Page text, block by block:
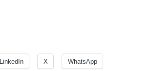
LinkedIn X WhatsApp